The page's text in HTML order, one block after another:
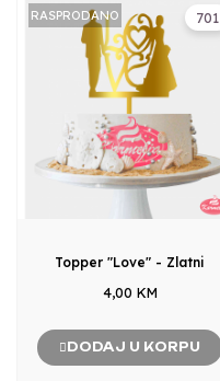
701
RASPRODANO
Topper "Love" - Zlatni
4,00 KM
DODAJ U KORPU